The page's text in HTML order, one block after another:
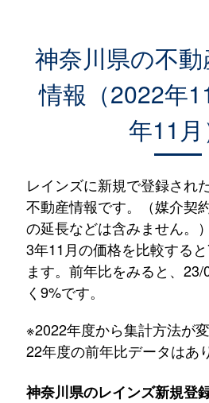
神奈川県の不
情報（2022年
年11月
レインズに新規で登録され
不動産情報です。（媒介契
の延長などは含みません。
3年11月の価格を比較する
ます。前年比をみると、
く9%です。
※2022年度から集計方法が
22年度の前年比データはあ
神奈川県のレインズ新規登